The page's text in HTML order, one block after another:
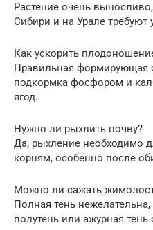
Растение очень
Сибири и на Урале требуют
Как ускорить
Правильная формирующая
подкормка фосфором и
ягод.
Нужно ли рыхлить почву?
Да, рыхление необходимо
корням, особенно после
Можно ли сажать
Полная тень
полутень или ажурная